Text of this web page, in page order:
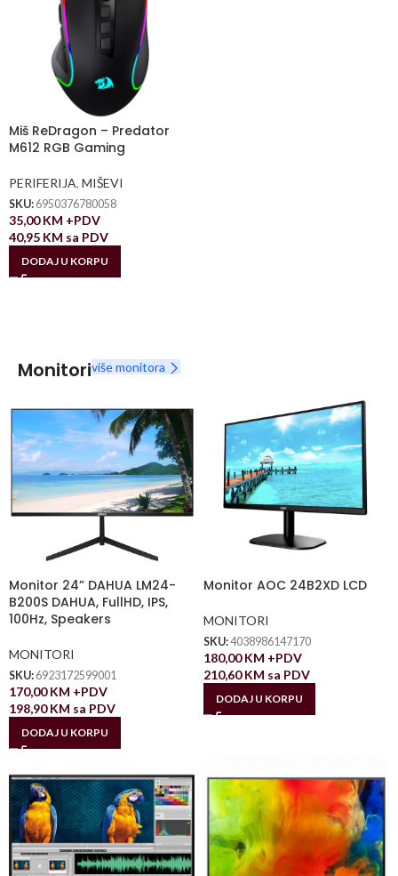
Miš ReDragon – Predator
M612 RGB Gaming
PERIFERIJA, MIŠEVI
SKU: 6950376780058
35,00KM +PDV
40,95 KM sa PDV
DODAJ U KORPU
Monitoriviše monitora
Monitor 24” DAHUA LM24-
B200S DAHUA, FullHD, IPS,
100Hz, Speakers
MONITORI
SKU: 6923172599001
170,00KM +PDV
198,90KM sa PDV
DODAJ U KORPU
Monitor AOC 24B2XD LCD
MONITORI
SKU:4038986147170
180,00KM +PDV
210,60KM sa PDV
DODAJ U KORPU